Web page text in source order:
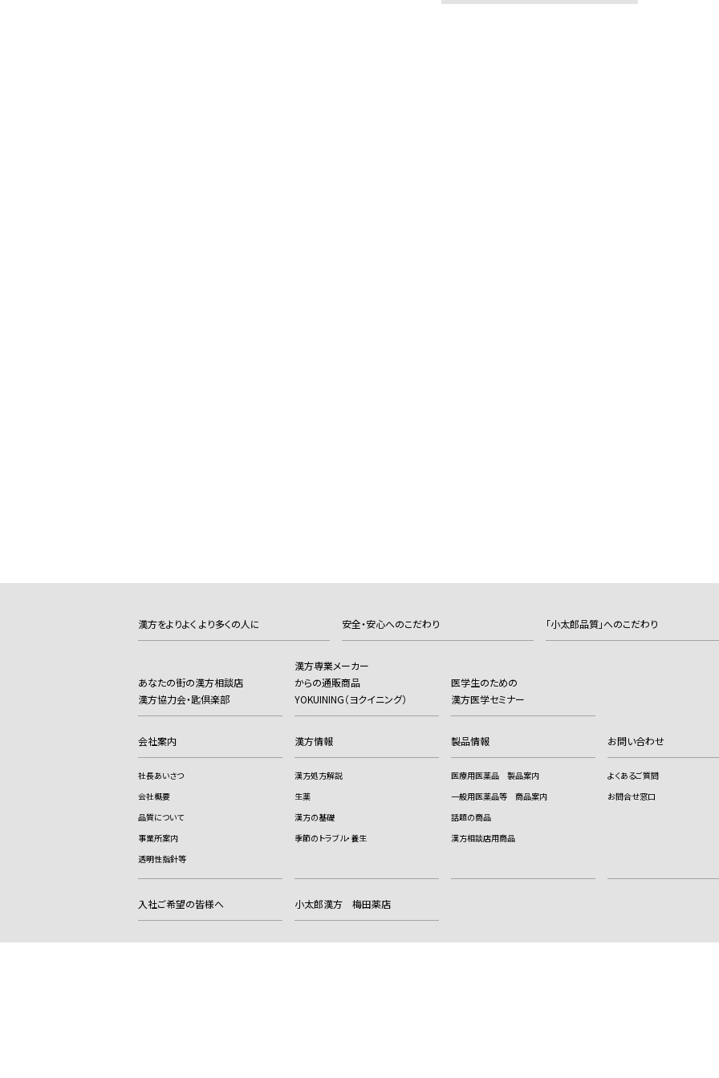
漢方をよりよく より多くの人に 安全・安心へのこだわり 「小太郎品質」へのこだわり
あなたの街の漢方相談店
漢方協力会・匙倶楽部
漢方専業メーカー
からの通販商品
YOKUINING（ヨクイニング）
医学生のための
漢方医学セミナー
会社案内
社長あいさつ
会社概要
品質について
事業所案内
透明性指針等
漢方情報
漢方処方解説
生薬
漢方の基礎
季節のトラブル・養生
製品情報
医療用医薬品 製品案内
一般用医薬品等 商品案内
話題の商品
漢方相談店用商品
お問い合わせ
よくあるご質問
お問合せ窓口
入社ご希望の皆様へ 小太郎漢方 梅田薬店